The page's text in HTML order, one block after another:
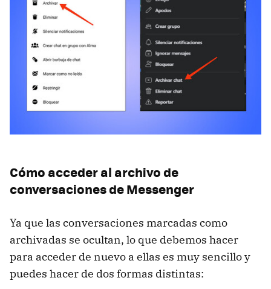
Cómo acceder al archivo de
conversaciones de Messenger
Ya que las conversaciones marcadas como
archivadas se ocultan, lo que debemos hacer
para acceder de nuevo a ellas es muy sencillo y
puedes hacer de dos formas distintas: